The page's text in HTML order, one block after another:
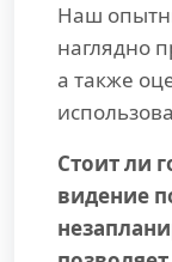
Наш
наглядно
а также
Стоит ли
видение